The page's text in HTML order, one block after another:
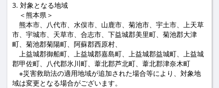
3. 対象となる地域
＜熊本県＞
熊本市、八代市、水俣市、山鹿市、菊池市、宇土市、上天草
市、宇城市、天草市、合志市、下益城郡美里町、菊池郡大津
町、菊池郡菊陽町、阿蘇郡西原村、
上益城郡御船町、上益城郡嘉島町、上益城郡益城町、上益城
郡甲佐町、八代郡氷川町、葦北郡芦北町、葦北郡津奈木町
※災害救助法の適用地域が追加された場合等により、対象地
域は変更となる場合がございます。